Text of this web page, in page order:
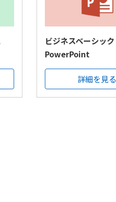
ビジネスベーシック
PowerPoint
詳細を見る